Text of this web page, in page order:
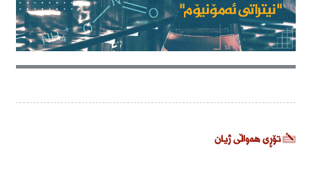
تۆڕی هەواڵی ژیان